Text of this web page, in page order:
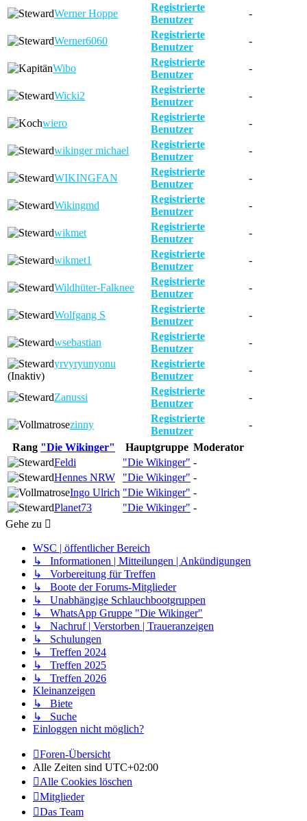
Werner Hoppe
Registrierte
Benutzer
-
Werner6060
Registrierte
Benutzer
-
Wibo
Registrierte
Benutzer
-
Wicki2
Registrierte
Benutzer
-
wiero
Registrierte
Benutzer
-
wikinger michael
Registrierte
Benutzer
-
WIKINGFAN
Registrierte
Benutzer
-
Wikingmd
Registrierte
Benutzer
-
wikmet
Registrierte
Benutzer
-
wikmet1
Registrierte
Benutzer
-
Wildhüter-Falknee
Registrierte
Benutzer
-
Wolfgang S
Registrierte
Benutzer
-
wsebastian
Registrierte
Benutzer
-
yrvyryunyonu
(Inaktiv)
Registrierte
Benutzer
-
Zanussi
Registrierte
Benutzer
-
zinny
Registrierte
Benutzer
-
Rang "Die Wikinger" Hauptgruppe Moderator
Feldi
"Die Wikinger" -
Hennes NRW
"Die Wikinger" -
Ingo Ulrich "Die Wikinger" -
Planet73
"Die Wikinger" -
Gehe zu
WSC | öffentlicher Bereich
↳ Informationen | Mitteilungen | Ankündigungen
↳ Vorbereitung für Treffen
↳ Boote der Forums-Mitglieder
↳ Unabhängige Schlauchbootgruppen
↳ WhatsApp Gruppe "Die Wikinger"
↳ Nachruf | Verstorben | Traueranzeigen
↳ Schulungen
↳ Treffen 2024
↳ Treffen 2025
↳ Treffen 2026
Kleinanzeigen
↳ Biete
↳ Suche
Einloggen nicht möglich?
Foren-Übersicht
Alle Zeiten sind UTC+02:00
Alle Cookies löschen
Mitglieder
Das Team